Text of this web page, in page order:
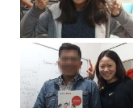
6개월은 제 영어 실력을
느낄 수 있는 불안감과 부
니다. 앞으로도 꾸준한 공
다, 화상영어 수업 할까
움이 되길 바랍니다.선
들의 프로필과 소개 영상
이 달라서, 나에게 맞는
만의 약점을 집중적으로
백을 받을 수 있는 잉글
해 전문선생님과 대화하
한, 라이팅 글도 제출하
꼼하게 피드백을 주어
상영어를 꾸준히 하면서
유창성이 좋아졌고, 다양